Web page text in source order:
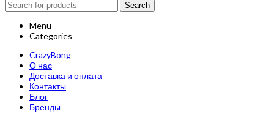
Search
Menu
Categories
CrazyBong
О нас
Доставка и оплата
Контакты
Блог
Бренды